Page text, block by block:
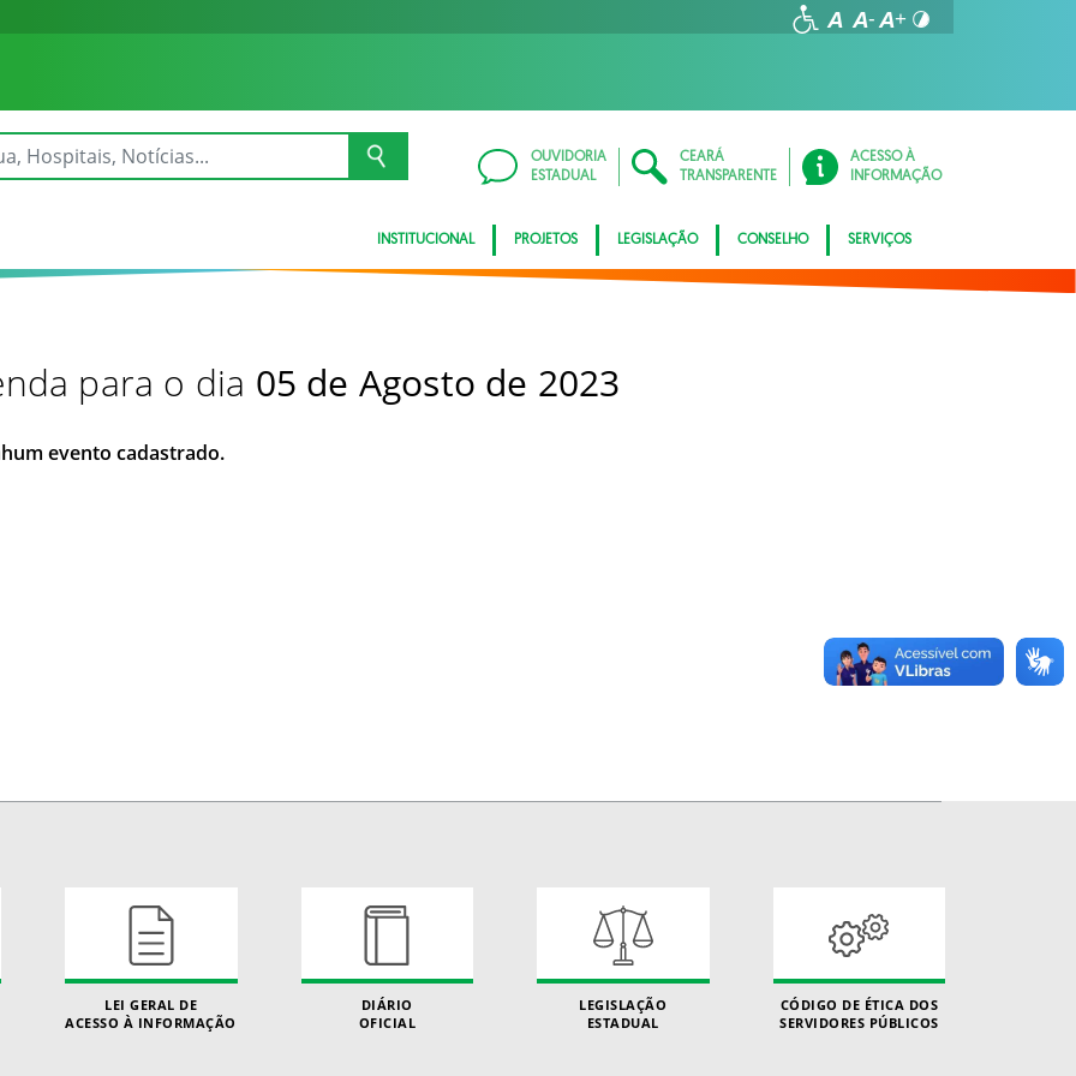
OUVIDORIA
ESTADUAL
CEARÁ
TRANSPARENTE
ACESSO À
INFORMAÇÃO
INSTITUCIONAL PROJETOS LEGISLAÇÃO CONSELHO SERVIÇOS
para o dia 05 de Agosto de 2023
evento cadastrado.
LEI GERAL DE
ACESSO À INFORMAÇÃO
DIÁRIO
OFICIAL
LEGISLAÇÃO
ESTADUAL
CÓDIGO DE ÉTICA DOS
SERVIDORES PÚBLICOS